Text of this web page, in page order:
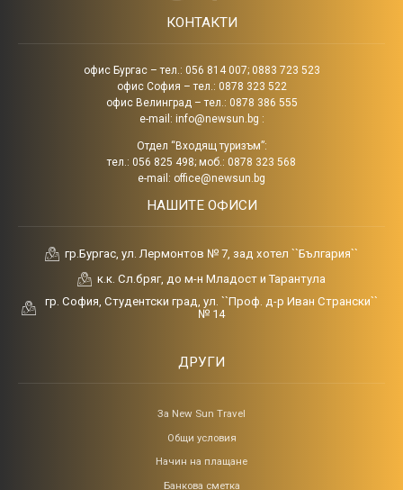
КОНТАКТИ
офис Бургас – тел.: 056 814 007; 0883 723 523
офис София – тел.: 0878 323 522
офис Велинград – тел.: 0878 386 555
e-mail: info@newsun.bg :
Отдел “Входящ туризъм”:
тел.: 056 825 498; моб.: 0878 323 568
e-mail: office@newsun.bg
НАШИТЕ ОФИСИ
гр.Бургас, ул. Лермонтов № 7, зад хотел ``България``
к.к. Сл.бряг, до м-н Младост и Тарантула
гр. София, Студентски град, ул. ``Проф. д-р Иван Странски``
№ 14
ДРУГИ
За New Sun Travel
Общи условия
Начин на плащане
Банкова сметка